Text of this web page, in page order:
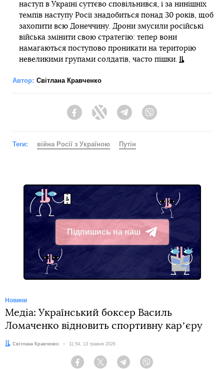
наступ в Україні суттєво сповільнився, і за нинішніх
темпів наступу Росії знадобиться понад 30 років, щоб
захопити всю Донеччину. Дрони змусили російські
війська змінити свою стратегію: тепер вони
намагаються поступово проникати на територію
невеликими групами солдатів, часто пішки.
Автор: Світлана Кравченко
FacebookTwitter Telegram
Теги: війна Росії з Україною Путін
Підпишись на наш
Telegram
Новини
Медіа: Український боксер Василь
Ломаченко відновить спортивну карʼєру
Автор:
Світлана Кравченко Дата:
11:54, 13 травня 2026
Facebook Twitter Telegram